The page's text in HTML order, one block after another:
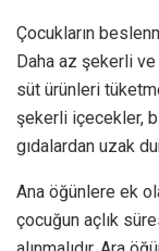
Çocukların
Daha az şekerli
süt ürünleri
şekerli içecekler,
gıdalardan uzak
Ana öğünlere ek
çocuğun açlık